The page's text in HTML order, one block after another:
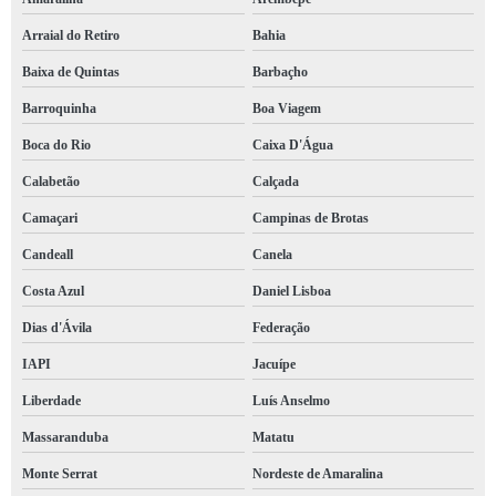
brigada de incêndios São Cristóvão
serviço de brigada emergência Cícero Dantas
empresa de brigada incêndios Seabra
brigada de emergência Imbuí
brigada incêndios contratar Barra
brigada de incêndio Corredor da Vitória
brigada incêndio contratar Itapicuru
brigada contra incêndio Campo Grande
brigada emergência contratar Bahia
Arraial do Retiro Bahia
Baixa de Quintas Barbaçho
Barroquinha Boa Viagem
Boca do Rio Caixa D'Água
Calabetão Calçada
Camaçari Campinas de Brotas
Candeall Canela
Costa Azul Daniel Lisboa
Dias d'Ávila Federação
IAPI Jacuípe
Liberdade Luís Anselmo
Massaranduba Matatu
Monte Serrat Nordeste de Amaralina